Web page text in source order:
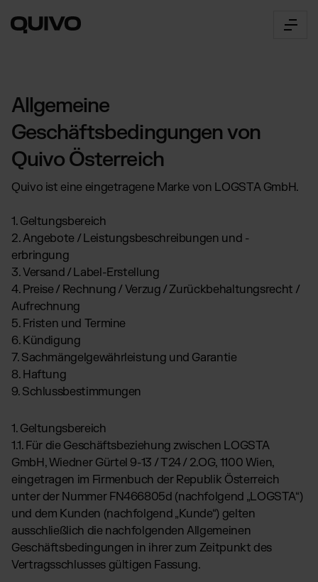
Fulfillment Österreich
E-Commerce Fulfillment
Unser umfangreiches E-Commerce
Fulfillment Dienstleister
Dienstleistungen für Online Shops
Fulfillment in Deutschland
Automatisierte Logistik für den
B2B-Fulfillment
für Multichannel Brands,
Transport
BRANCHENLÖSUNGEN:
Supplements
Fashion
Elektronikprodukte
Parfums & Düfte
UNSERE INTEGRATIONEN:
Der Connector
360° Fulfillment Software
Innovatives Logistik-Management
Zugriff & alle Funktionen
Connector Login
Über uns
Unser Weg
Karriere
Offene Stellen
Globales Fulfillment Netzwerk
Preise
Unsere Preise einfach erklärt
Ressourcen
Blog
Case Studies
Downloads
E-Books, Guides & Preislisten
Presse
PR, News & Brand Assets
FAQ
Alle Antworten zu unseren Services
Kontakt
Allgemeine
Geschäftsbedingungen von
Quivo Österreich
Quivo ist eine eingetragene Marke von LOGSTA GmbH.
1. Geltungsbereich
2. Angebote / Leistungsbeschreibungen und -
erbringung
3. Versand / Label-Erstellung
4. Preise / Rechnung / Verzug / Zurückbehaltungsrecht /
Aufrechnung
5. Fristen und Termine
6. Kündigung
7. Sachmängelgewährleistung und Garantie
8. Haftung
9. Schlussbestimmungen
1. Geltungsbereich
1.1. Für die Geschäftsbeziehung zwischen LOGSTA
GmbH, Wiedner Gürtel 9-13 / T24 / 2.OG, 1100 Wien,
eingetragen im Firmenbuch der Republik Österreich
unter der Nummer FN466805d (nachfolgend „LOGSTA“)
und dem Kunden (nachfolgend „Kunde“) gelten
ausschließlich die nachfolgenden Allgemeinen
Geschäftsbedingungen in ihrer zum Zeitpunkt des
Vertragsschlusses gültigen Fassung.